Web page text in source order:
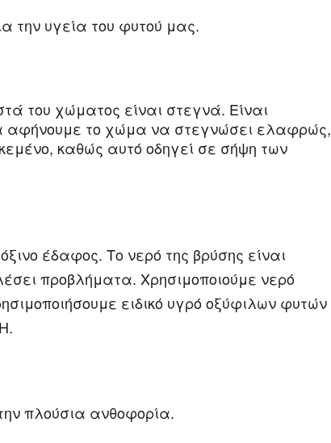
την υγεία του φυτού μας.
του χώματος είναι στεγνά. Είναι
αφήνουμε το χώμα να στεγνώσει ελαφρώς,
καθώς αυτό οδηγεί σε σήψη των
έδαφος. Το νερό της βρύσης είναι
προβλήματα. Χρησιμοποιούμε νερό
ειδικό υγρό οξύφιλων φυτών
πλούσια ανθοφορία.